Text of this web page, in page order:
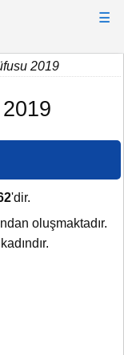
☰
2019
'dir.
oluşmaktadır.
kadındır.